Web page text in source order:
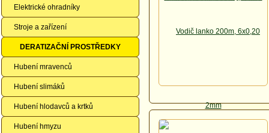
Elektrické ohradníky
Stroje a zařízení
DERATIZAČNÍ PROSTŘEDKY
Hubení mravenců
Hubení slimáků
Hubení hlodavců a krtků
Hubení hmyzu